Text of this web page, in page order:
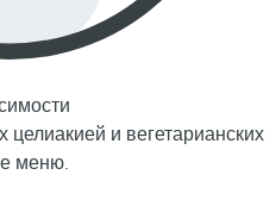
и вегетарианских
меню.